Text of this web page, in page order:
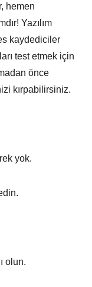
hemen
Yazılım
kaydediciler
test etmek için
önce
kırpabilirsiniz.
yok.
olun.